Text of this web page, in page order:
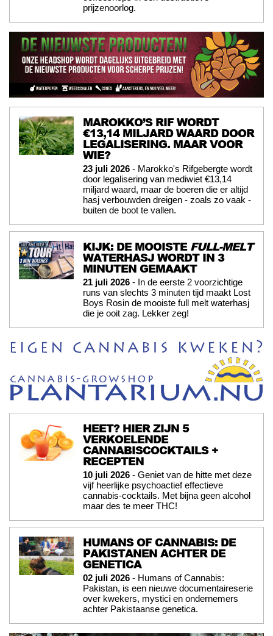
prijzenoorlog.
MAROKKO’S RIF WORDT
€13,14 MILJARD WAARD DOOR
LEGALISERING. MAAR VOOR
WIE?
23 juli 2026 - Marokko's Rifgebergte wordt
door legalisering van mediwiet €13,14
miljard waard, maar de boeren die er altijd
hasj verbouwden dreigen - zoals zo vaak -
buiten de boot te vallen.
KIJK: DE MOOISTEFULL-MELT
WATERHASJ WORDT IN 3
MINUTEN GEMAAKT
21 juli 2026 - In de eerste 2 voorzichtige
runs van slechts 3 minuten tijd maakt Lost
Boys Rosin de mooiste full melt waterhasj
die je ooit zag. Lekker zeg!
HEET? HIER ZIJN 5
VERKOELENDE
CANNABISCOCKTAILS +
RECEPTEN
10 juli 2026 - Geniet van de hitte met deze
vijf heerlijke psychoactief effectieve
cannabis-cocktails. Met bijna geen alcohol
maar des te meer THC!
HUMANS OF CANNABIS: DE
PAKISTANEN ACHTER DE
GENETICA
02 juli 2026 - Humans of Cannabis:
Pakistan, is een nieuwe documentaireserie
over kwekers, mystici en ondernemers
achter Pakistaanse genetica.